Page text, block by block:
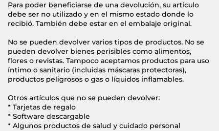
Para poder beneficiarse de una devolución, su artículo
debe ser no utilizado y en el mismo estado donde lo
recibió. También debe estar en el embalaje original.
No se pueden devolver varios tipos de productos. No se
pueden devolver bienes perisibles como alimentos,
flores o revistas. Tampoco aceptamos productos para uso
íntimo o sanitario (incluidas máscaras protectoras),
productos peligrosos o gas o líquidos inflamables.
Otros artículos que no se pueden devolver:
* Tarjetas de regalo
* Software descargable
* Algunos productos de salud y cuidado personal